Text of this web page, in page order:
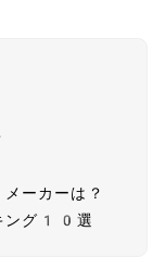
ーカーは？
ング10選